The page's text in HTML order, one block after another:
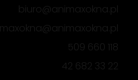
biuro@animaxokna.pl
509 660 118
42 682 33 22